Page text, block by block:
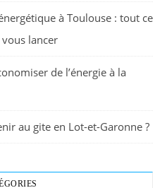
à Toulouse : tout ce
lancer
de l’énergie à la
au gite en Lot-et-Garonne ?